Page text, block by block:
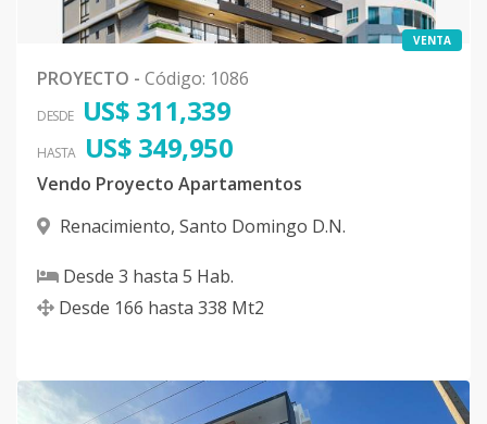
VENTA
PROYECTO - Código: 1086
DESDE US$ 311,339
HASTA US$ 349,950
Vendo Proyecto Apartamentos
Renacimiento, Santo Domingo D.N.
Desde 3 hasta 5 Hab.
Desde 166 hasta 338 Mt2